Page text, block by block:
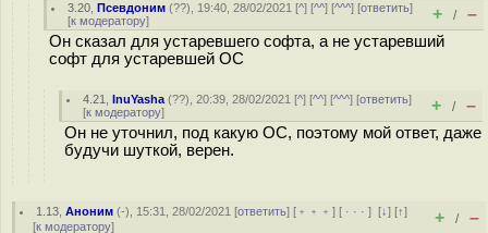
3.20 ,Псевдоним (??), 19:40, 28/02/2021 [^] [^^] [^^^] [ответить]
[к модератору] + / –
Он сказал для устаревшего софта, а не устаревший
софт для устаревшей ОС
4.21 ,InuYasha (??), 20:39, 28/02/2021 [^] [^^] [^^^] [ответить]
[к модератору] + / –
Он не уточнил, под какую ОС, поэтому мой ответ, даже
будучи шуткой, верен.
1.13 ,Аноним (-), 15:31, 28/02/2021 [ответить] [ ﹢﹢﹢] [ · · ·][↓] [↑]
[к модератору] + / –